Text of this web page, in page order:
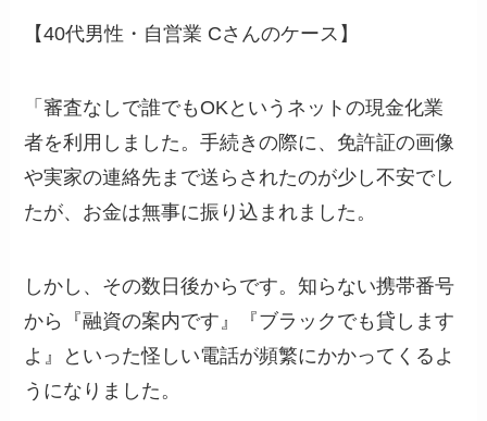
【40代男性・自営業 Cさんのケース】
「審査なしで誰でもOKというネットの現金化業
者を利用しました。手続きの際に、免許証の画像
や実家の連絡先まで送らされたのが少し不安でし
たが、お金は無事に振り込まれました。
しかし、その数日後からです。知らない携帯番号
から『融資の案内です』『ブラックでも貸します
よ』といった怪しい電話が頻繁にかかってくるよ
うになりました。